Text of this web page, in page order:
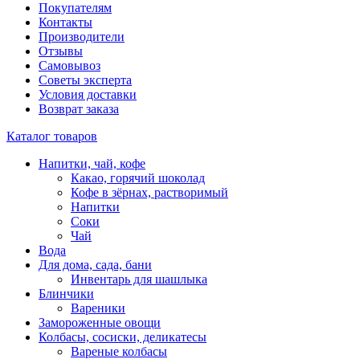
Покупателям
Контакты
Производители
Отзывы
Самовывоз
Советы эксперта
Условия доставки
Возврат заказа
Каталог товаров
Напитки, чай, кофе
Какао, горячий шоколад
Кофе в зёрнах, растворимый
Напитки
Соки
Чай
Вода
Для дома, сада, бани
Инвентарь для шашлыка
Блинчики
Вареники
Замороженные овощи
Колбасы, сосиски, деликатесы
Вареные колбасы